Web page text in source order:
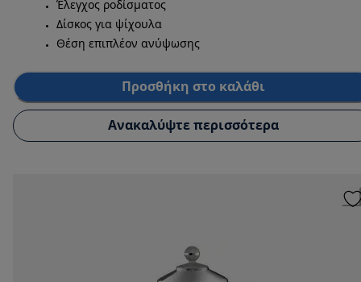
Έλεγχος ροδίσματος
Δίσκος για ψίχουλα
Θέση επιπλέον ανύψωσης
Προσθήκη στο καλάθι
Ανακαλύψτε περισσότερα